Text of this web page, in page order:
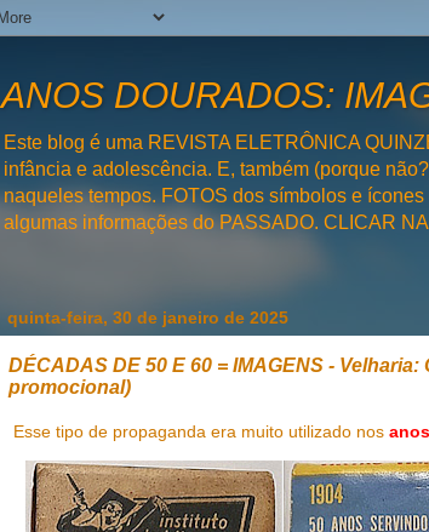
ANOS DOURADOS:
Este blog é uma REVISTA ELETRÔNICA
infância e adolescência. E, também (porque
naqueles tempos. FOTOS dos símbolos e
algumas informações do PASSADO. CLICAR
quinta-feira, 30 de janeiro de 2025
DÉCADAS DE 50 E 60 = IMAGENS -
promocional)
Esse tipo de propaganda era muito utilizado nos